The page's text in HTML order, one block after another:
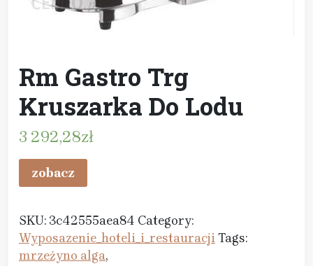
Rm Gastro Trg
Kruszarka Do Lodu
3 292,28zł
zobacz
SKU: 3c42555aea84 Category:
Wyposazenie_hoteli_i_restauracjiTags:
mrzeżyno alga,